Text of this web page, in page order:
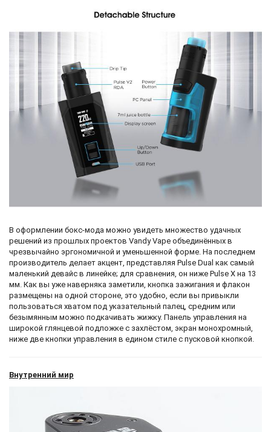
В оформлении бокс-мода можно увидеть множество удачных
решений из прошлых проектов Vandy Vape объединённых в
чрезвычайно эргономичной и уменьшенной форме. На последнем
производитель делает акцент, представляя Pulse Dual как самый
маленький девайс в линейке; для сравнения, он ниже Pulse X на 13
мм. Как вы уже наверняка заметили, кнопка зажигания и флакон
размещены на одной стороне, это удобно, если вы привыкли
пользоваться хватом под указательный палец, средним или
безымянным можно подкачивать жижку. Панель управления на
широкой глянцевой подложке с захлёстом, экран монохромный,
ниже две кнопки управления в едином стиле с пусковой кнопкой.
Внутренний мир